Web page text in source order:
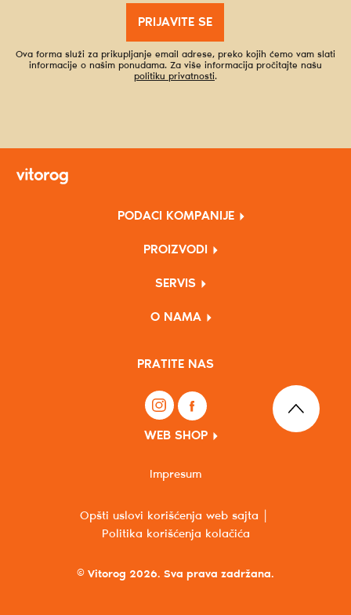
PRIJAVITE SE
Ova forma služi za prikupljanje email adrese, preko kojih ćemo vam slati
informacije o našim ponudama. Za više informacija pročitajte našu
politiku privatnosti.
PODACI KOMPANIJE
PROIZVODI
SERVIS
O NAMA
PRATITE NAS
WEB SHOP
© Vitorog 2026. Sva prava zadržana.
Opšti uslovi korišćenja web sajta
Politika korišćenja kolačića
Impresum